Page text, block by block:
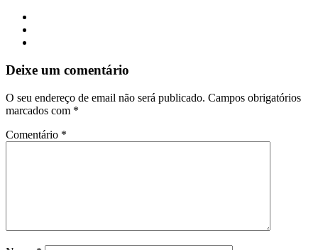
Deixe um comentário
O seu endereço de email não será publicado. Campos obrigatórios
marcados com *
Comentário *